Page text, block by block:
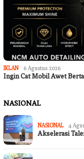
IKLAN 6 Agustus 2026
Ingin Cat Mobil Awet
NASIONAL
NASIONAL 4
Akselerasi